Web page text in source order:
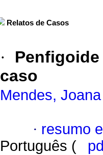
Relatos de Casos
·
caso
Mendes,
· resumo
Português (